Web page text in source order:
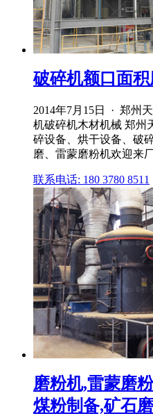
破碎机额口面
2014年7月15日 · 郑州
机破碎机木材机械 郑州
碎设备、烘干设备、破
磨、雷蒙磨粉机欢迎来
联系电话: 180 3780 8511
磨粉机,雷蒙磨
煤粉制备,矿石